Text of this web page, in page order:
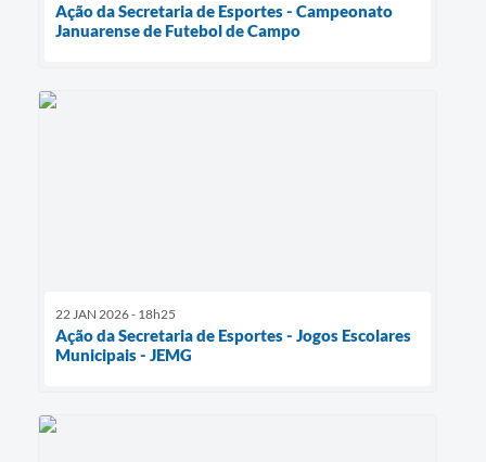
Ação da Secretaria de Esportes - Campeonato
Januarense de Futebol de Campo
22 JAN 2026 - 18h25
Ação da Secretaria de Esportes - Jogos Escolares
Municipais - JEMG